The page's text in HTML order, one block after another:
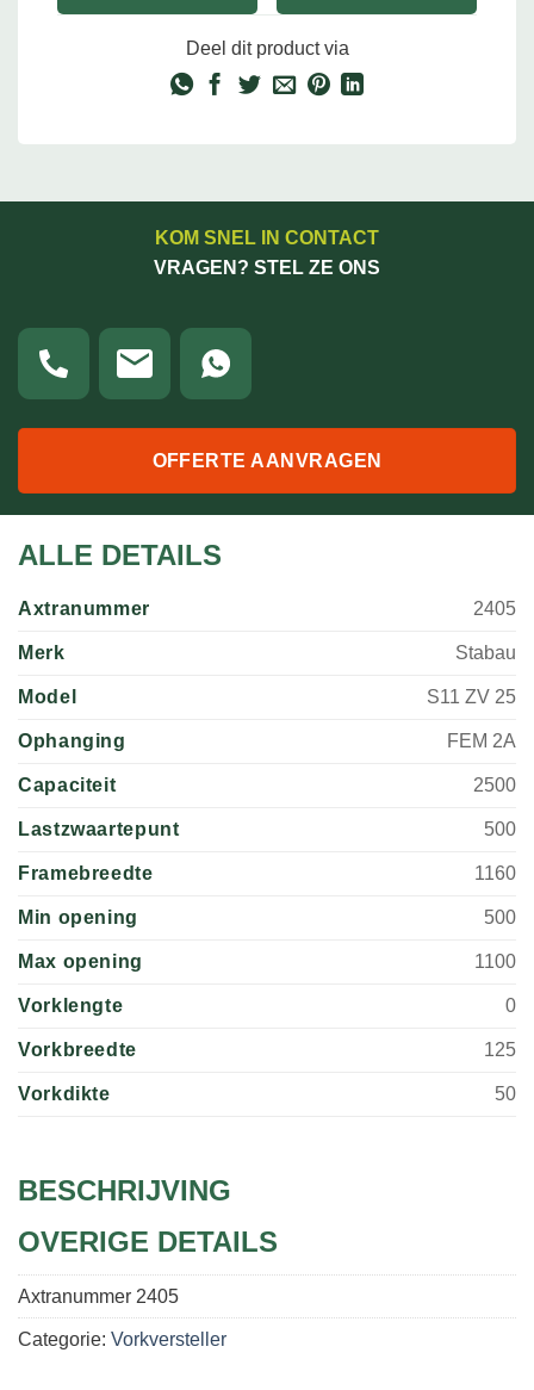
Deel dit product via
KOM SNEL IN CONTACT
VRAGEN? STEL ZE ONS
OFFERTE AANVRAGEN
ALLE DETAILS
Axtranummer 2405
Merk Stabau
Model S11 ZV 25
Ophanging FEM 2A
Capaciteit 2500
Lastzwaartepunt 500
Framebreedte 1160
Min opening 500
Max opening 1100
Vorklengte 0
Vorkbreedte 125
Vorkdikte 50
BESCHRIJVING
OVERIGE DETAILS
Axtranummer 2405
Categorie: Vorkversteller